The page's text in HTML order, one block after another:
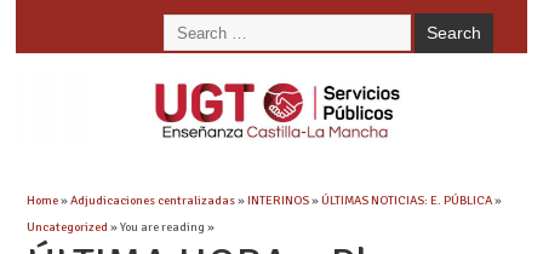
Home»Adjudicaciones centralizadas»INTERINOS»ÚLTIMAS NOTICIAS: E. PÚBLICA»
Uncategorized » You are reading »